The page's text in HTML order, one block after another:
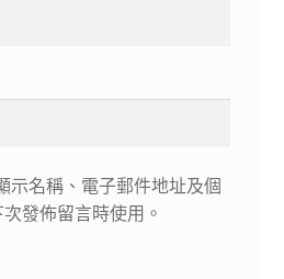
示名稱、電子郵件地址及個
發佈留言時使用。